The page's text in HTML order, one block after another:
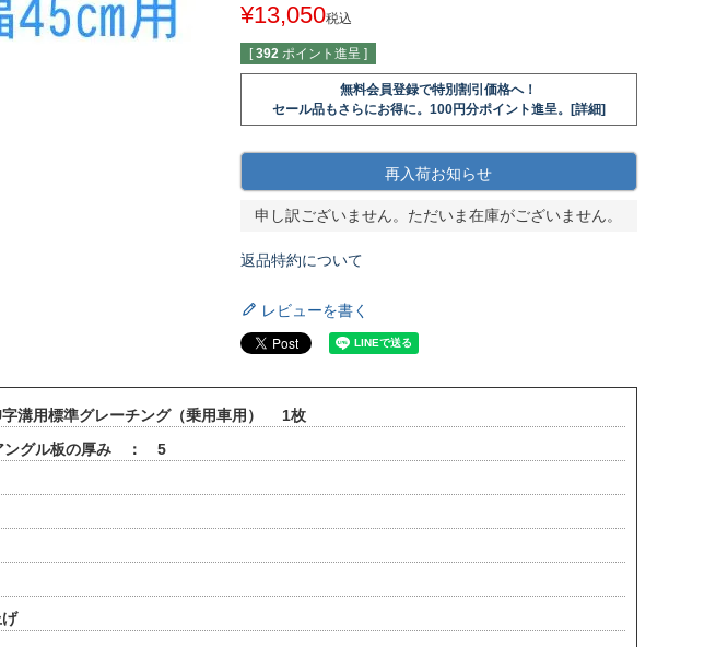
¥13,050税込
[ 392 ポイント進呈 ]
無料会員登録で特別割引価格へ！
セール品もさらにお得に。100円分ポイント進呈。[詳細]
再入荷お知らせ
申し訳ございません。ただいま在庫がございません。
返品特約について
レビューを書く
溝用標準グレーチング（乗用車用） 1枚
グル板の厚み ： 5